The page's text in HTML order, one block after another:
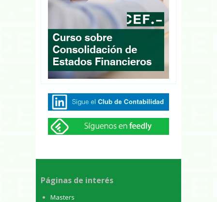
Páginas de interés
Masters